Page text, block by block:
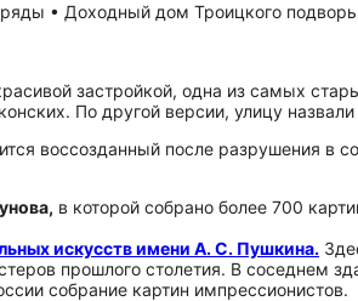
• Доходный дом Троицкого
застройкой, одна из самых
По другой версии, улицу
воссозданный после разрушения в
в которой собрано более 700
искусств имени А. С. Пушкина.
прошлого столетия. В соседнем
собрание картин импрессионистов.